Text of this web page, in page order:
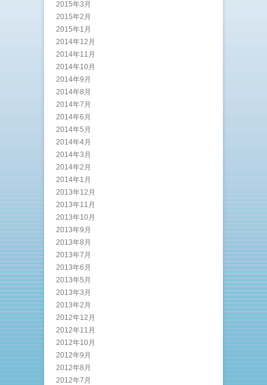
2015年3月
2015年2月
2015年1月
2014年12月
2014年11月
2014年10月
2014年9月
2014年8月
2014年7月
2014年6月
2014年5月
2014年4月
2014年3月
2014年2月
2014年1月
2013年12月
2013年11月
2013年10月
2013年9月
2013年8月
2013年7月
2013年6月
2013年5月
2013年3月
2013年2月
2012年12月
2012年11月
2012年10月
2012年9月
2012年8月
2012年7月